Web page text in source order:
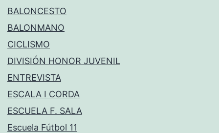
BALONCESTO
BALONMANO
CICLISMO
DIVISIÓN HONOR JUVENIL
ENTREVISTA
ESCALA I CORDA
ESCUELA F. SALA
Escuela Fútbol 11